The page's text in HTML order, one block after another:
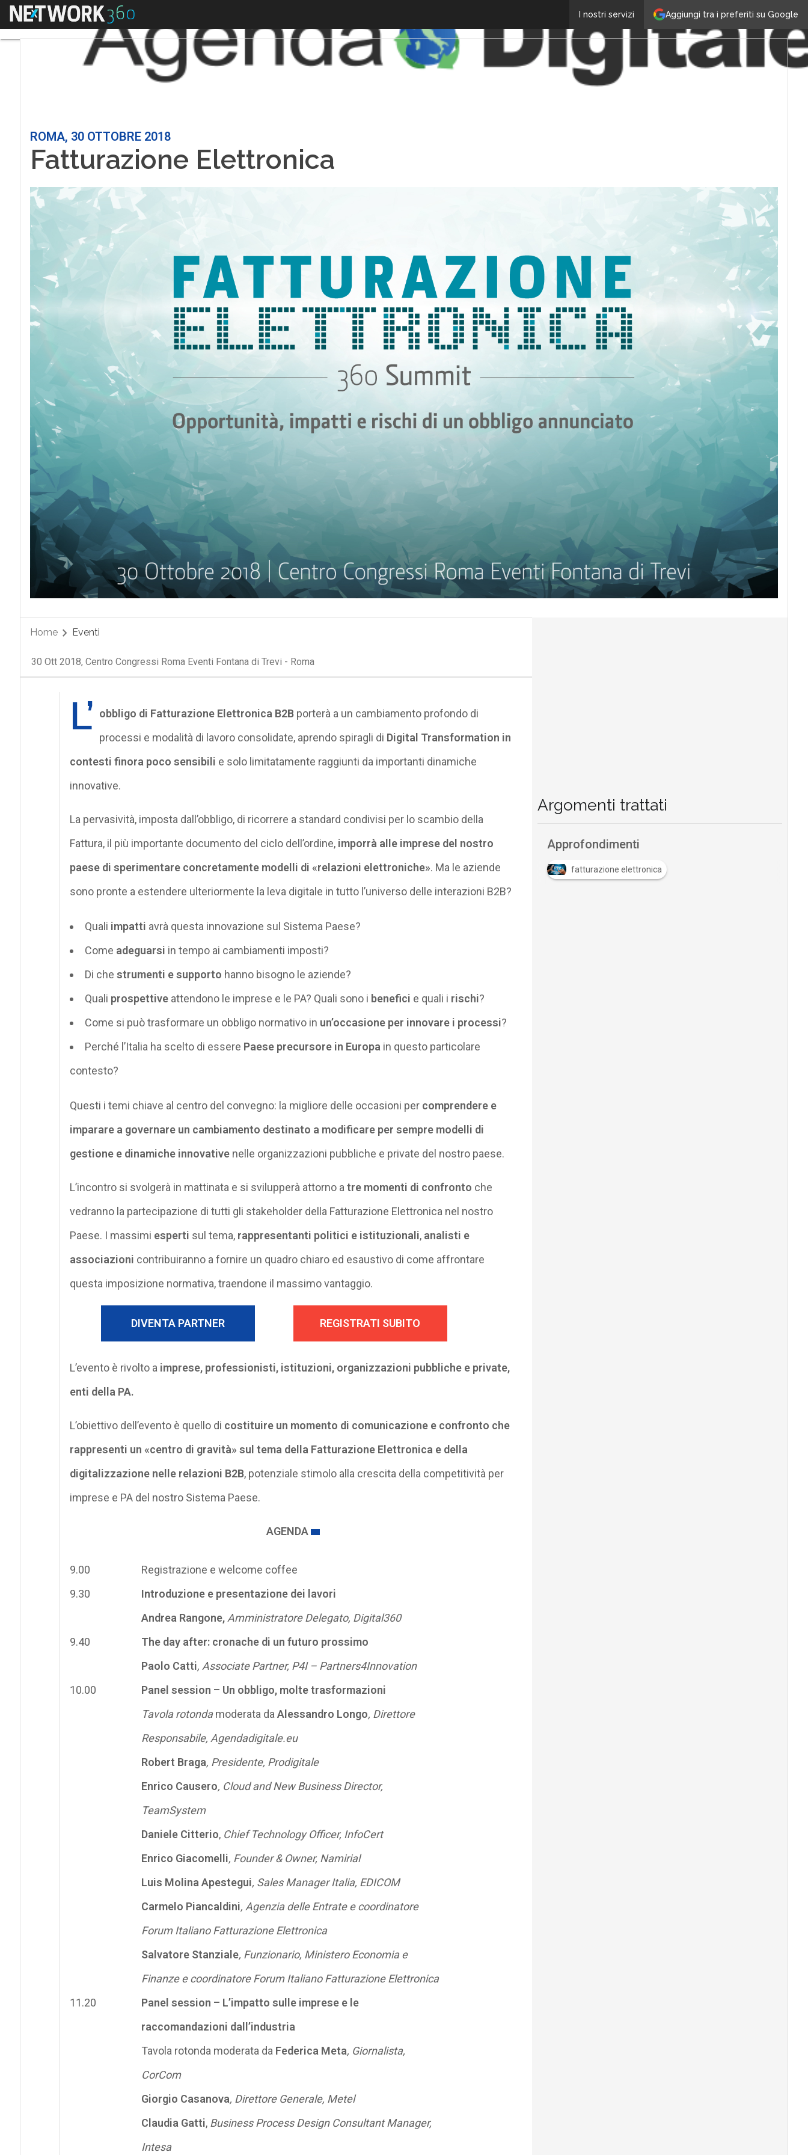
Aggiungi tra i preferiti su Google
I nostri servizi
Menu
ROMA, 30 OTTOBRE 2018
Fatturazione Elettronica
Home Eventi
30 Ott 2018, Centro Congressi Roma Eventi Fontana di Trevi - Roma
L’ obbligo di Fatturazione Elettronica B2Bporterà a un cambiamento profondo di
processi e modalità di lavoro consolidate, aprendo spiragli di Digital Transformation in
contesti finora poco sensibili e solo limitatamente raggiunti da importanti dinamiche
innovative.
La pervasività, imposta dall’obbligo, di ricorrere a standard condivisi per lo scambio della
Fattura, il più importante documento del ciclo dell’ordine, imporrà alle imprese del nostro
paese di sperimentare concretamente modelli di «relazioni elettroniche». Ma le aziende
sono pronte a estendere ulteriormente la leva digitale in tutto l’universo delle interazioni B2B?
Quali impatti avrà questa innovazione sul Sistema Paese?
Come adeguarsi in tempo ai cambiamenti imposti?
Di che strumenti e supporto hanno bisogno le aziende?
Quali prospettiveattendono le imprese e le PA? Quali sono i benefici e quali i rischi?
Come si può trasformare un obbligo normativo in un’occasione per innovare i processi?
Perché l’Italia ha scelto di essere Paese precursore in Europa in questo particolare
contesto?
Questi i temi chiave al centro del convegno: la migliore delle occasioni per comprendere e
imparare a governare un cambiamento destinato a modificare per sempre modelli di
gestione e dinamiche innovativenelle organizzazioni pubbliche e private del nostro paese.
L’incontro si svolgerà in mattinata e si svilupperà attorno a tre momenti di confronto che
vedranno la partecipazione di tutti gli stakeholder della Fatturazione Elettronica nel nostro
Paese. I massimi esperti sul tema, rappresentanti politici e istituzionali, analisti e
associazioni contribuiranno a fornire un quadro chiaro ed esaustivo di come affrontare
questa imposizione normativa, traendone il massimo vantaggio.
DIVENTA PARTNER REGISTRATI SUBITO
L’evento è rivolto a imprese, professionisti, istituzioni, organizzazioni pubbliche e private,
enti della PA.
L’obiettivo dell’evento è quello di costituire un momento di comunicazione e confronto che
rappresenti un «centro di gravità» sul tema della Fatturazione Elettronica e della
digitalizzazione nelle relazioni B2B, potenziale stimolo alla crescita della competitività per
imprese e PA del nostro Sistema Paese.
AGENDA
9.00
Registrazione e welcome coffee
9.30
Introduzione e presentazione dei lavori
Andrea Rangone, Amministratore Delegato, Digital360
9.40
The day after: cronache di un futuro prossimo
Paolo Catti, Associate Partner, P4I – Partners4Innovation
10.00
Panel session – Un obbligo, molte trasformazioni
Tavola rotondamoderata da Alessandro Longo, Direttore
Responsabile, Agendadigitale.eu
Robert Braga, Presidente, Prodigitale
Enrico Causero, Cloud and New Business Director,
TeamSystem
Daniele Citterio, Chief Technology Officer, InfoCert
Enrico Giacomelli, Founder & Owner, Namirial
Luis Molina Apestegui, Sales Manager Italia, EDICOM
Carmelo Piancaldini, Agenzia delle Entrate e coordinatore
Forum Italiano Fatturazione Elettronica
Salvatore Stanziale, Funzionario, Ministero Economia e
Finanze e coordinatore Forum Italiano Fatturazione Elettronica
11.20
Panel session – L’impatto sulle imprese e le
raccomandazioni dall’industria
Tavola rotonda moderata da Federica Meta, Giornalista,
CorCom
Giorgio Casanova, Direttore Generale, Metel
Claudia Gatti, Business Process Design Consultant Manager,
Intesa
Argomenti trattati
Approfondimenti
fatturazione elettronica